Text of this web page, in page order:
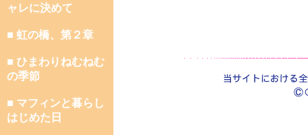
ャレに決めて
■ 虹の橋、第２章
■ ひまわりねむねむ
の季節
■ マフィンと暮らし
はじめた日